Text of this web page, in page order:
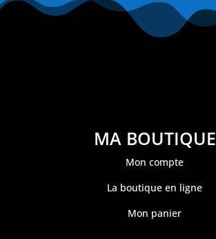
MA BOUTIQUE
Mon compte
La boutique en ligne
Mon panier